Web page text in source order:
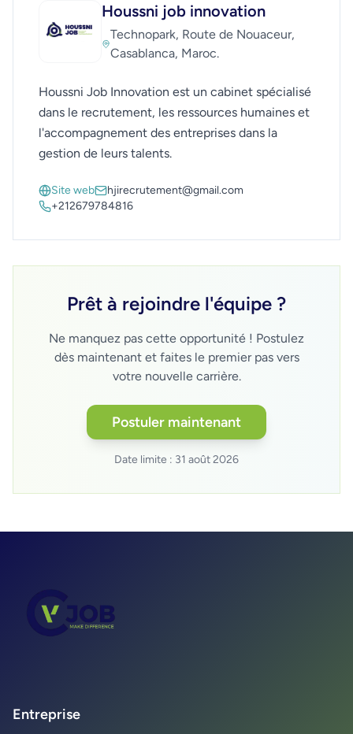
Houssni job innovation
Technopark, Route de Nouaceur,
Casablanca, Maroc.
Houssni Job Innovation est un cabinet spécialisé
dans le recrutement, les ressources humaines et
l'accompagnement des entreprises dans la
gestion de leurs talents.
Site web
hjirecrutement@gmail.com
+212679784816
Prêt à rejoindre l'équipe ?
Ne manquez pas cette opportunité ! Postulez
dès maintenant et faites le premier pas vers
votre nouvelle carrière.
Postuler maintenant
Date limite : 31 août 2026
Entreprise